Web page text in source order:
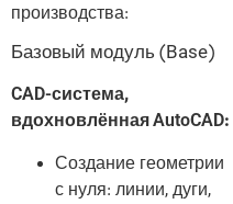
производства:
Базовый модуль (Base)
CAD-система,
вдохновлённая AutoCAD:
Создание геометрии
с нуля: линии, дуги,